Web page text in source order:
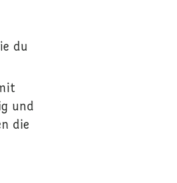
du
und
die